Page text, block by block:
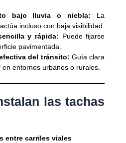
bajo lluvia o niebla: La
incluso con baja visibilidad.
y rápida: Puede fijarse
pavimentada.
del tránsito: Guía clara
entornos urbanos o rurales.
las tachas
entre carriles viales